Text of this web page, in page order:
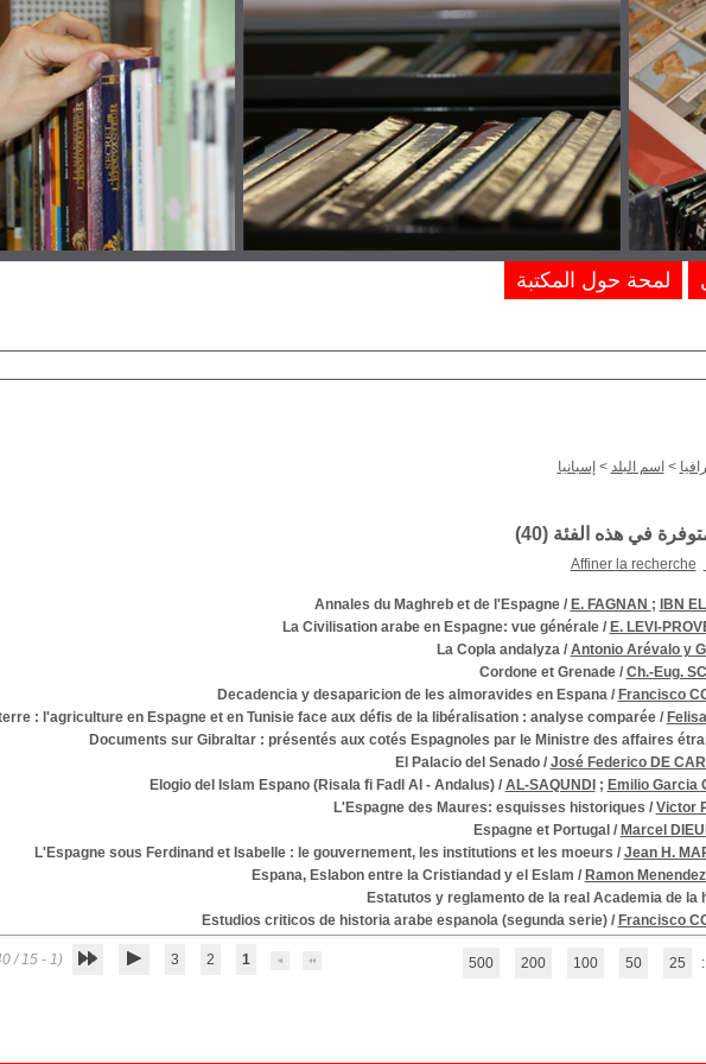
> اسم البلد > إسبانيا
في هذه الفئة (40
)
Affiner la recherche
Annales du Maghreb et de l'Espagne/ E. FAGNAN ;
IBN
La Civilisation arabe en Espagne: vue générale/ E. LEVI-
La Copla andalyza/ Antonio Arévalo y
Cordone et Grenade/ Ch.-Eug.
Decadencia y desaparicion de les almoravides en Espana/ Francisco
: l'agriculture en Espagne et en Tunisie face aux défis de la libéralisation : analyse comparée/
Documents sur Gibraltar : présentés aux cotés Espagnoles par le Ministre des affaires
El Palacio del Senado/ José Federico DE
Elogio del Islam Espano (Risala fi Fadl Al - Andalus)/ AL-SAQUNDI ; Emilio Garcia
L'Espagne des Maures: esquisses historiques / Victor
Espagne et Portugal / Marcel
L'Espagne sous Ferdinand et Isabelle : le gouvernement, les institutions et les moeurs / Jean H.
Espana, Eslabon entre la Cristiandad y el Eslam / Ramon
Estatutos y reglamento de la real Academia de la
Estudios criticos de historia arabe espanola (segunda serie)/ Francisco
1
2
3
(1 - 15 / 40) 25
50
100
200
500
لمحة حول المكتبة